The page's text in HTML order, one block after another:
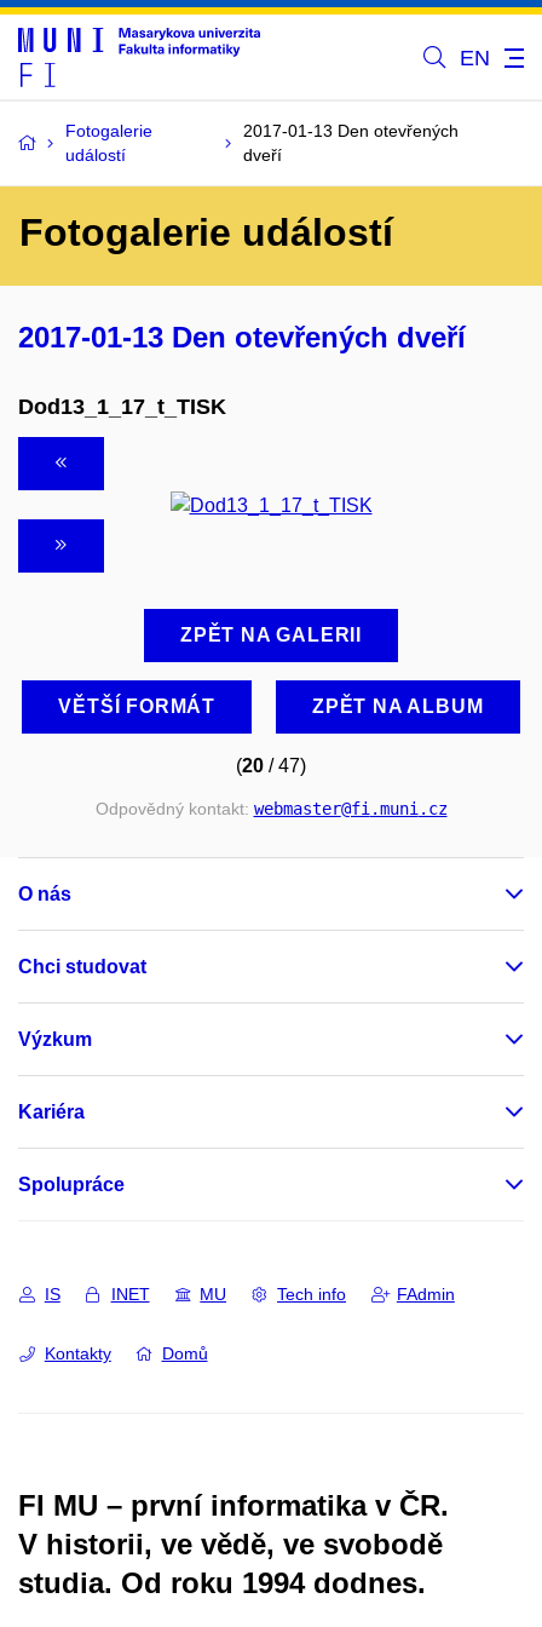
EN
Fotogalerie
událostí
2017-01-13 Den otevřených
dveří
Fotogalerie událostí
2017-01-13 Den otevřených dveří
Dod13_1_17_t_TISK
ZPĚT NA GALERII
VĚTŠÍ FORMÁT ZPĚT NA ALBUM
(20 / 47)
Odpovědný kontakt: webmaster@fi.muni.cz
O nás
Chci studovat
Výzkum
Kariéra
Spolupráce
IS INET MU Tech info FAdmin
Kontakty Domů
FI MU – první informatika v ČR.
V historii, ve vědě, ve svobodě
studia. Od roku 1994 dodnes.